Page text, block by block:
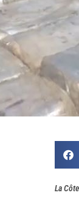
La